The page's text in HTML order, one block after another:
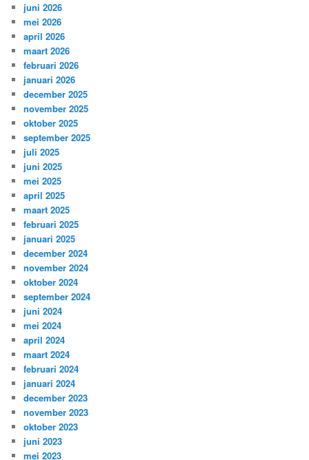
juni 2026
mei 2026
april 2026
maart 2026
februari 2026
januari 2026
december 2025
november 2025
oktober 2025
september 2025
juli 2025
juni 2025
mei 2025
april 2025
maart 2025
februari 2025
januari 2025
december 2024
november 2024
oktober 2024
september 2024
juni 2024
mei 2024
april 2024
maart 2024
februari 2024
januari 2024
december 2023
november 2023
oktober 2023
juni 2023
mei 2023